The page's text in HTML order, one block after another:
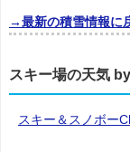
→最新の積雪情報に
スキー場の天気
スキー＆スノボー